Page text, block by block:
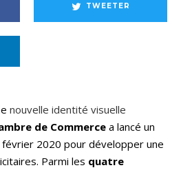
TWEETER
nouvelle identité visuelle
de Commercea lancé un
février 2020 pour développer une
Parmi les quatre